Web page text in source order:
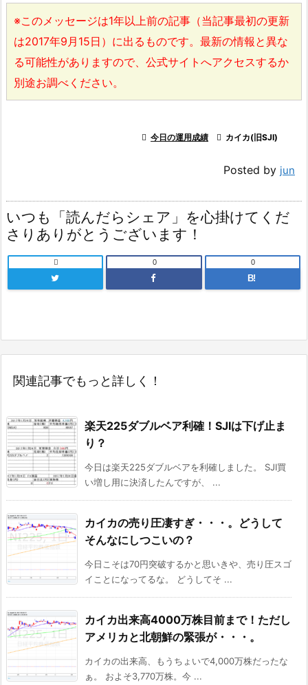
※このメッセージは1年以上前の記事（当記事最初の更新
は2017年9月15日）に出るものです。最新の情報と異な
る可能性がありますので、公式サイトへアクセスするか
別途お調べください。
 今日の運用成績  カイカ(旧SJI)
Posted by jun
いつも「読んだらシェア」を心掛けてくだ
さりありがとうございます！
 0
B!
0
関連記事でもっと詳しく！
楽天225ダブルベア利確！SJIは下げ止ま
り？
今日は楽天225ダブルベアを利確しました。 SJI買
い増し用に決済したんですが、 ...
カイカの売り圧凄すぎ・・・。どうして
そんなにしつこいの？
今日こそは70円突破するかと思いきや、売り圧スゴ
イことになってるな。 どうしてそ ...
カイカ出来高4000万株目前まで！ただし
アメリカと北朝鮮の緊張が・・・。
カイカの出来高、もうちょいで4,000万株だったな
ぁ。 およそ3,770万株。今 ...